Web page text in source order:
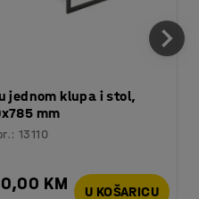
jednom klupa i stol,
mm
:13110
KM U KOŠARICU